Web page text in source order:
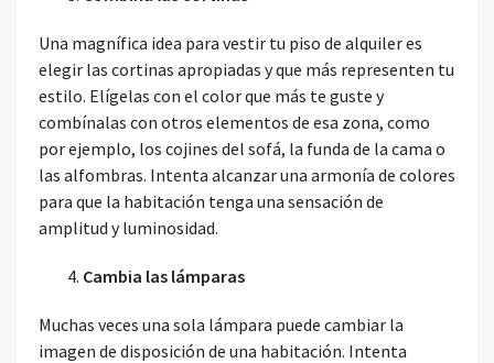
Una magnífica idea para vestir tu piso de alquiler es
elegir las cortinas apropiadas y que más representen tu
estilo. Elígelas con el color que más te guste y
combínalas con otros elementos de esa zona, como
por ejemplo, los cojines del sofá, la funda de la cama o
las alfombras. Intenta alcanzar una armonía de colores
para que la habitación tenga una sensación de
amplitud y luminosidad.
Cambia las lámparas
Muchas veces una sola lámpara puede cambiar la
imagen de disposición de una habitación. Intenta